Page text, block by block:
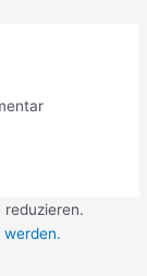
reduzieren.